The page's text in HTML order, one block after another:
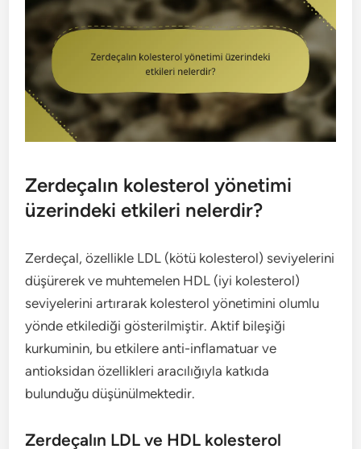
Zerdeçalın kolesterol yönetimi
üzerindeki etkileri nelerdir?
Zerdeçal, özellikle LDL (kötü kolesterol) seviyelerini
düşürerek ve muhtemelen HDL (iyi kolesterol)
seviyelerini artırarak kolesterol yönetimini olumlu
yönde etkilediği gösterilmiştir. Aktif bileşiği
kurkuminin, bu etkilere anti-inflamatuar ve
antioksidan özellikleri aracılığıyla katkıda
bulunduğu düşünülmektedir.
Zerdeçalın LDL ve HDL kolesterol